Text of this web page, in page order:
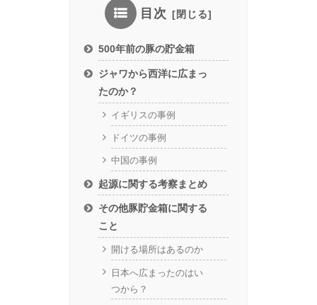
目次
500年前の豚の貯金箱
ジャワから西洋に広まっ
たのか？
イギリスの事例
ドイツの事例
中国の事例
起源に関する考察まとめ
その他豚貯金箱に関する
こと
開ける場所はあるのか
日本へ広まったのはい
つから？